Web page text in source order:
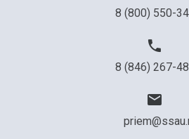
8 (800) 550-
8 (846) 267-